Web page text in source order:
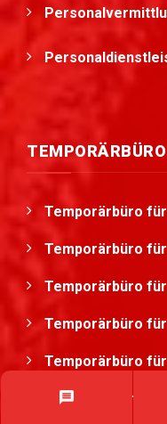
Temporärbüro
Temporärbüro
Temporärbüro
Temporärbüro
Temporärbüro
Temporärbüro